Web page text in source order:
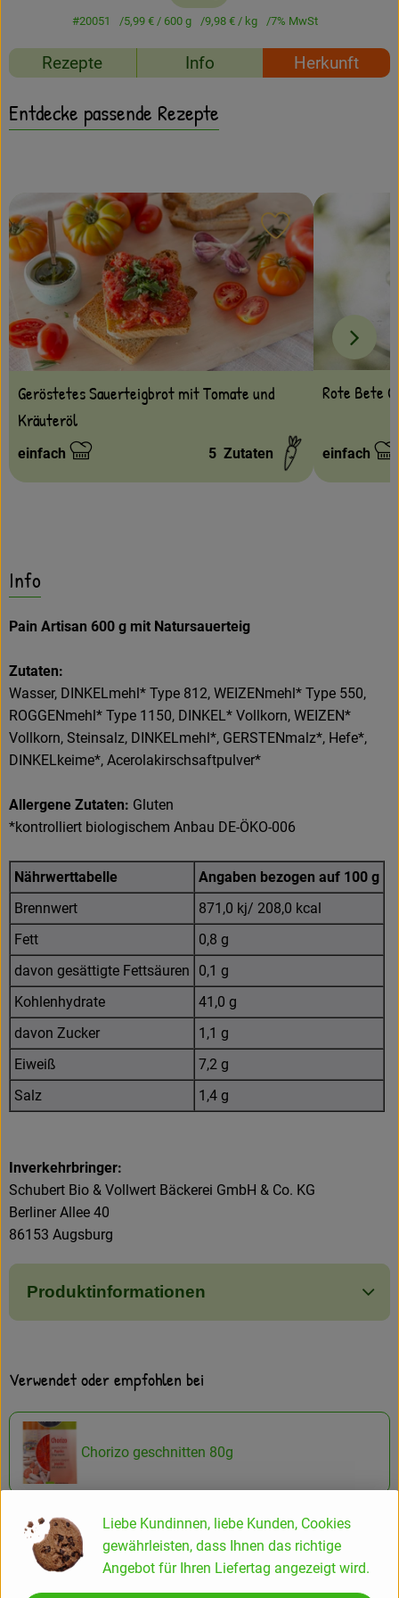
Entdecken
Über uns
#20051 5,99 € / 600 g 9,98 € / kg 7% MwSt
Rezepte Info Herkunft
Entdecke passende Rezepte
Geröstetes Sauerteigbrot mit Tomate und
Kräuteröl
Schwierigkeit:
einfach 5 Zutaten
Rezept zu
Rote Bete
einfach
Info
Pain Artisan 600 g mit Natursauerteig
Zutaten:
Wasser, DINKELmehl* Type 812, WEIZENmehl* Type 550,
ROGGENmehl* Type 1150, DINKEL* Vollkorn, WEIZEN*
Vollkorn, Steinsalz, DINKELmehl*, GERSTENmalz*, Hefe*,
DINKELkeime*, Acerolakirschsaftpulver*
Allergene Zutaten: Gluten
*kontrolliert biologischem Anbau DE-ÖKO-006
Nährwerttabelle
Angaben bezogen auf 100 g
Brennwert
871,0 kj/ 208,0 kcal
Fett
0,8 g
davon gesättigte Fettsäuren
0,1 g
Kohlenhydrate
41,0 g
davon Zucker
1,1 g
Eiweiß
7,2 g
Salz
1,4 g
Inverkehrbringer:
Schubert Bio & Vollwert Bäckerei GmbH & Co. KG
Berliner Allee 40
86153 Augsburg
Produktinformationen
Verwendet oder empfohlen bei
Chorizo geschnitten 80g
Grüne Oliven scharf ca.170g
Liebe Kundinnen, liebe Kunden, Cookies
gewährleisten, dass Ihnen das richtige
Angebot für Ihren Liefertag angezeigt wird.